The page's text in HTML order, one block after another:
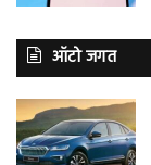
ऑटो जगत